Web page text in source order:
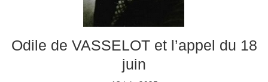
Odile de VASSELOT et l’appel du 18
juin